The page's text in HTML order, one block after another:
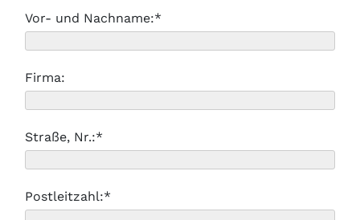
Vor- und Nachname:*
Firma:
Straße, Nr.:*
Postleitzahl:*